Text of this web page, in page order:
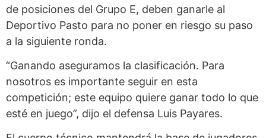
de posiciones del Grupo E, deben ganarle al
Deportivo Pasto para no poner en riesgo su paso
a la siguiente ronda.
“Ganando aseguramos la clasificación. Para
nosotros es importante seguir en esta
competición; este equipo quiere ganar todo lo que
esté en juego”, dijo el defensa Luis Payares.